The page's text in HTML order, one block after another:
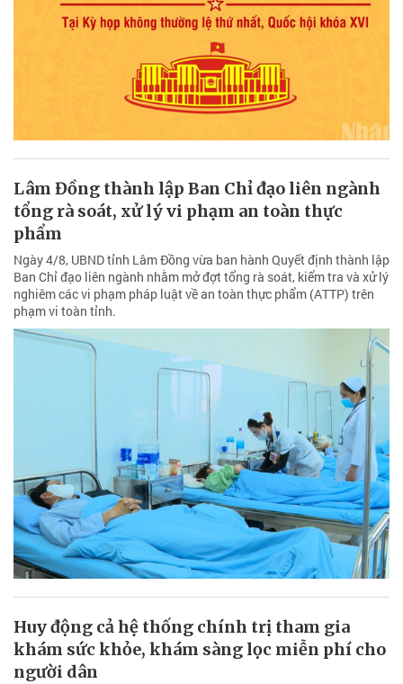
Lâm Đồng thành lập Ban Chỉ đạo liên ngành
tổng rà soát, xử lý vi phạm an toàn thực
phẩm
Ngày 4/8, UBND tỉnh Lâm Đồng vừa ban hành Quyết định thành lập
Ban Chỉ đạo liên ngành nhằm mở đợt tổng rà soát, kiểm tra và xử lý
nghiêm các vi phạm pháp luật về an toàn thực phẩm (ATTP) trên
phạm vi toàn tỉnh.
Huy động cả hệ thống chính trị tham gia
khám sức khỏe, khám sàng lọc miễn phí cho
người dân